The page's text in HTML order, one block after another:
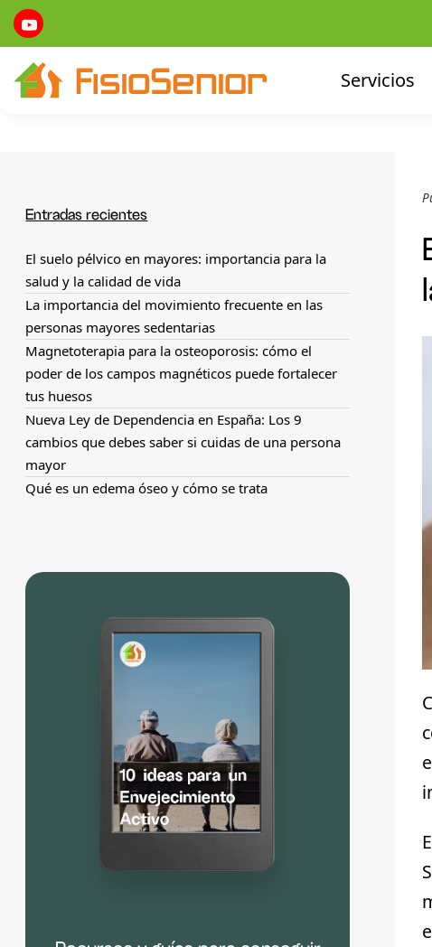
Servicios
Entradas recientes
El suelo pélvico en mayores: importancia para la
salud y la calidad de vida
La importancia del movimiento frecuente en las
personas mayores sedentarias
Magnetoterapia para la osteoporosis: cómo el
poder de los campos magnéticos puede fortalecer
tus huesos
Nueva Ley de Dependencia en España: Los 9
cambios que debes saber si cuidas de una persona
mayor
Qué es un edema óseo y cómo se trata